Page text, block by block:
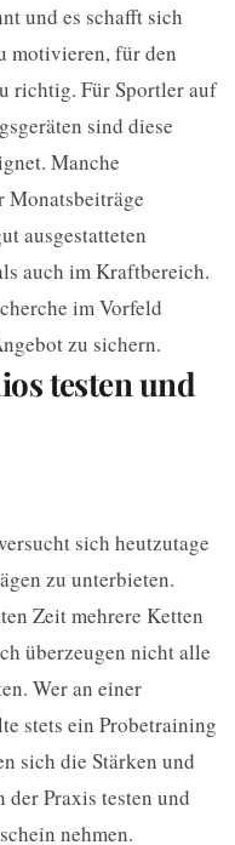
und es schafft sich
motivieren, für den
richtig. Für Sportler auf
sind diese
Manche
Monatsbeiträge
ausgestatteten
auch im Kraftbereich.
im Vorfeld
zu sichern.
testen und
sich heutzutage
zu unterbieten.
Zeit mehrere Ketten
überzeugen nicht alle
Wer an einer
stets ein Probetraining
sich die Stärken und
der Praxis testen und
nehmen.